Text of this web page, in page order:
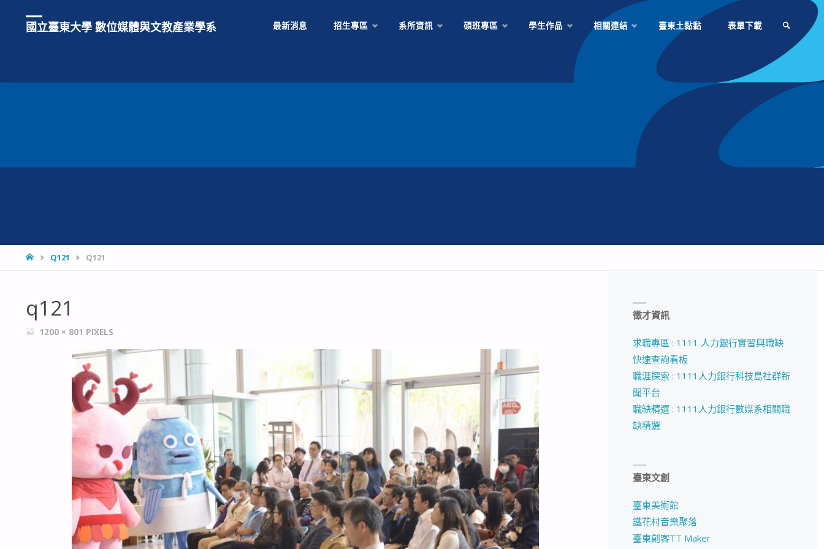
國立臺東大學 數位媒體與文教產業學系 最新消息 招生專區 系所資訊 碩班專區 學生作品 相關連結 臺東土黏黏 表單下載
HOMEQ121 Q121
q121
FULL1200 × 801 PIXELS
徵才資訊
求職專區 : 1111 人力銀行實習與職缺
快速查詢看板
職涯探索 : 1111人力銀行科技島社群新
聞平台
職缺精選 : 1111人力銀行數媒系相關職
缺精選
臺東文創
臺東美術館
鐵花村音樂聚落
臺東創客TT Maker